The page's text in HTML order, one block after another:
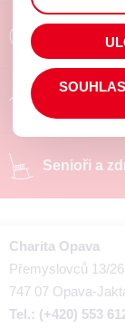
Poradíme
Chráněné
Senioři a
Charita Opava
Přemyslovců 13/26
747 07 Opava-
Tel.: (+420) 553
prohlížené